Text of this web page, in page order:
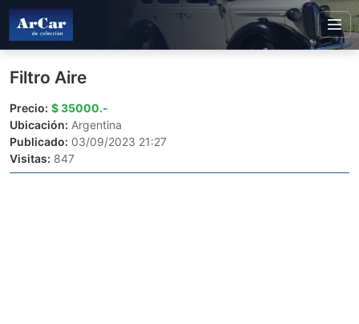
Filtro Aire
Precio: $ 35000.-
Ubicación: Argentina
Publicado: 03/09/2023 21:27
Visitas: 847